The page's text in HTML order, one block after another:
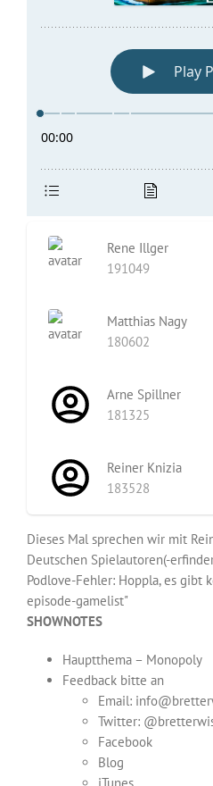
Rene Illger
191049
Matthias Nagy
180602
Arne Spillner
181325
Reiner Knizia
183528
Dieses Mal sprechen wir mit
Deutschen Spielautoren(-
Podlove-Fehler: Hoppla, es gibt
episode-gamelist"
SHOWNOTES
Hauptthema – Monopoly
Feedback bitte an
Email:
Twitter:
Facebook
Blog
iTunes